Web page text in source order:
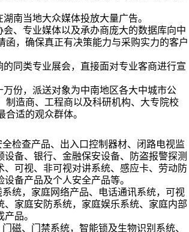
南当地大众媒体投放大量广告。
、专业媒体以及承办商庞大的数据库向中
函，确保真正有决策能力与采购实力的客户
同类专业展会，直接面对专业客商进行宣
份，派送对象为中南地区各大中城市公
制造商、工程商以及科研机构、大专院校
适的观众群体。
检查产品、出入口控制器材、闭路电视监
备、银行、金融保安设备、防盗报警探测
可视、非可视对讲系统、感应卡、劳动防
备产品及个人安全产品等。
统，家庭网络产品、电话通讯系统，可视
家庭安防系统，家庭娱乐系统、家庭内部
品。
磁、门禁系统，智能锁及生物识别系统、